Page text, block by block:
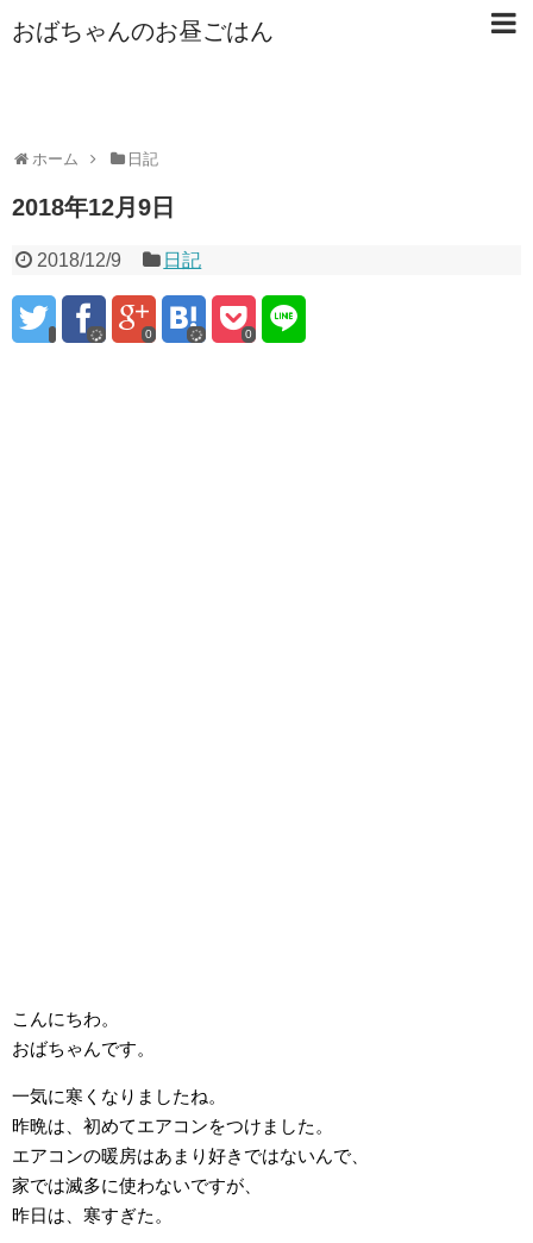
おばちゃんのお昼ごはん
ホーム 日記
2018年12月9日
2018/12/9 日記
0 0
こんにちわ。
おばちゃんです。
一気に寒くなりましたね。
昨晩は、初めてエアコンをつけました。
エアコンの暖房はあまり好きではないんで、
家では滅多に使わないですが、
昨日は、寒すぎた。